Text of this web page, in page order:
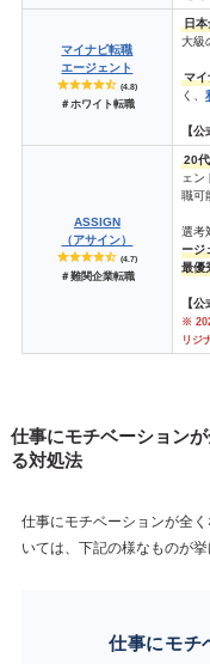
マイナビ転職
エージェント
(4.8)
＃ホワイト転職
日本
大級
マイ
く、
【
ASSIGN
（アサイン）
(4.7)
＃難関企業転職
20
ェン
職可
選考
ージ
最優
【
※
リジ
仕事にモチベーション
る対処法
仕事にモチベーションが全
いては、下記の様なものが挙
仕事にモチ